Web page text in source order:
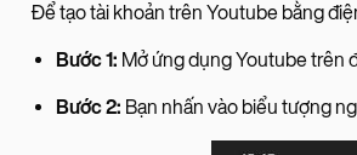
Để tạo tài khoản trên Youtube bằng
Bước 1: Mở ứng dụng Youtube trên
Bước 2: Bạn nhấn vào biểu tượng